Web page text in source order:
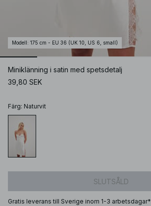
Modell : 175 cm - EU 36 (UK 10, US 6, small)
Miniklänning i satin med spetsdetalj
39,80 SEK
Färg: Naturvit
SLUTSÅLD
Gratis leverans till Sverige inom 1-3 arbetsdagar*